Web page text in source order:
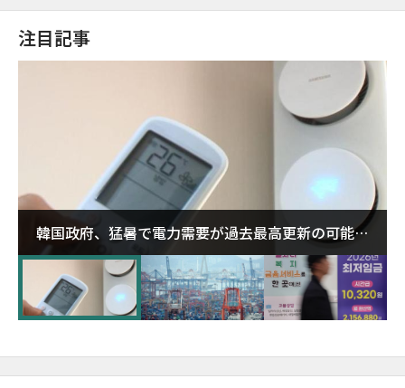
注目記事
韓国政府、猛暑で電力需要が過去最高更新の可能性
に需給対応体制を点検